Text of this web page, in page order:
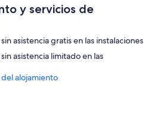
y servicios de
asistencia gratis en las instalaciones
asistencia limitado en las
alojamiento